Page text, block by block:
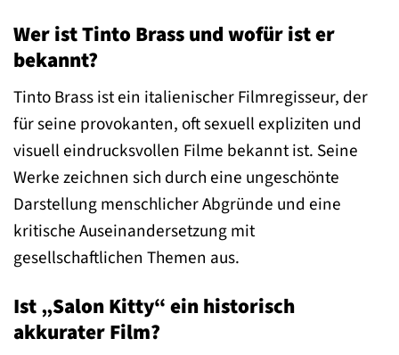
Wer ist Tinto Brass und wofür ist er
bekannt?
Tinto Brass ist ein italienischer Filmregisseur, der
für seine provokanten, oft sexuell expliziten und
visuell eindrucksvollen Filme bekannt ist. Seine
Werke zeichnen sich durch eine ungeschönte
Darstellung menschlicher Abgründe und eine
kritische Auseinandersetzung mit
gesellschaftlichen Themen aus.
Ist „Salon Kitty“ ein historisch
akkurater Film?